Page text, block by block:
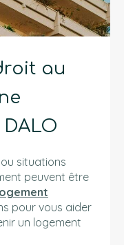
au
situations
peuvent être
pour vous aider
un logement